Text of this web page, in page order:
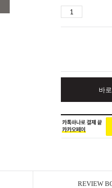
바
REVIEW